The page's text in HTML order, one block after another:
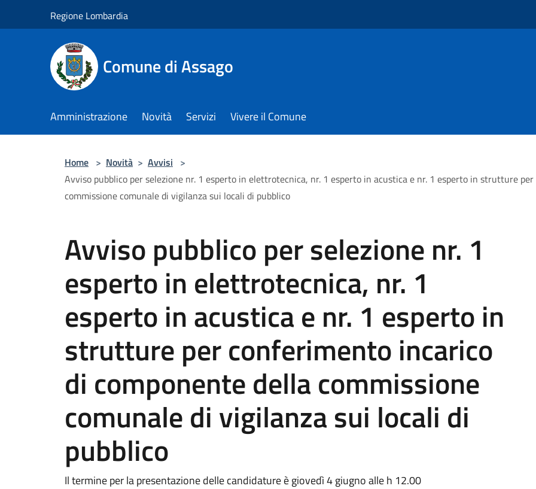
Regione Lombardia
Comune di Assago
Amministrazione Novità Servizi Vivere il Comune
Home > Novità > Avvisi >
Avviso pubblico per selezione nr. 1 esperto in elettrotecnica, nr. 1 esperto in acustica e nr. 1 esperto in strutture
commissione comunale di vigilanza sui locali di pubblico
Avviso pubblico per selezione nr. 1
esperto in elettrotecnica, nr. 1
esperto in acustica e nr. 1 esperto in
strutture per conferimento incarico
di componente della commissione
comunale di vigilanza sui locali di
pubblico
Il termine per la presentazione delle candidature è giovedì 4 giugno alle h 12.00